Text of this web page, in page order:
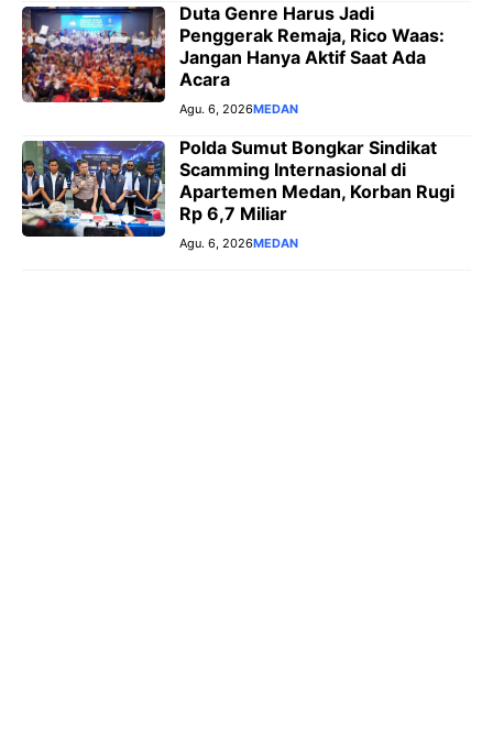
Duta Genre Harus Jadi
Penggerak Remaja, Rico Waas:
Jangan Hanya Aktif Saat Ada
Acara
Agu. 6, 2026MEDAN
Polda Sumut Bongkar Sindikat
Scamming Internasional di
Apartemen Medan, Korban Rugi
Rp 6,7 Miliar
Agu. 6, 2026MEDAN